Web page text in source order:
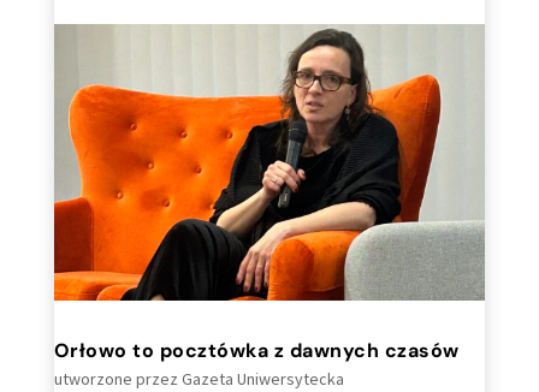
Orłowo to pocztówka z dawnych czasów
utworzone przez Gazeta Uniwersytecka